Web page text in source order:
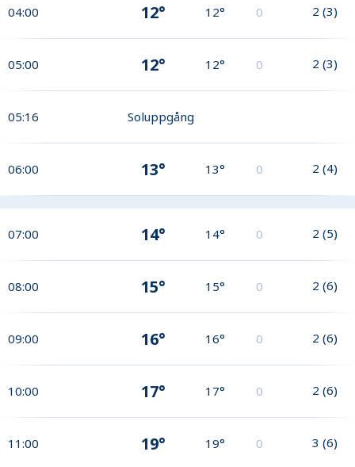
04:00 12° 12° 0 2 (3)
05:00 12° 12° 0 2 (3)
05:16 Soluppgång
06:00 13° 13° 0 2 (4)
07:00 14° 14° 0 2 (5)
08:00 15° 15° 0 2 (6)
09:00 16° 16° 0 2 (6)
10:00 17° 17° 0 2 (6)
11:00 19° 19° 0 3 (6)